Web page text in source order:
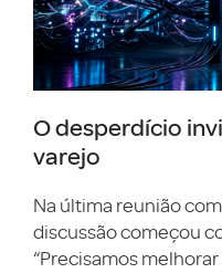
O desperdício
varejo
Na última reunião
discussão começou
“Precisamos